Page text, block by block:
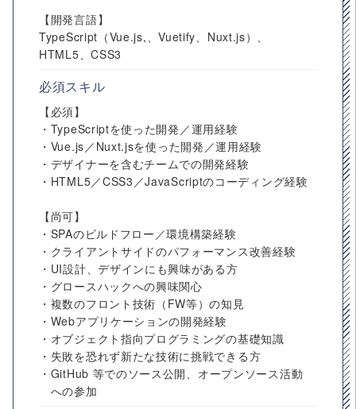
【開発言語】
TypeScript（Vue.js,、Vuetify、Nuxt.js）、
HTML5、CSS3
必須スキル
【必須】
・TypeScriptを使った開発／運用経験
・Vue.js／Nuxt.jsを使った開発／運用経験
・デザイナーを含むチームでの開発経験
・HTML5／CSS3／JavaScriptのコーディング経験
【尚可】
・SPAのビルドフロー／環境構築経験
・クライアントサイドのパフォーマンス改善経験
・UI設計、デザインにも興味がある方
・グロースハックへの興味関心
・複数のフロント技術（FW等）の知見
・Webアプリケーションの開発経験
・オブジェクト指向プログラミングの基礎知識
・失敗を恐れず新たな技術に挑戦できる方
・GitHub 等でのソース公開、オープンソース活動
への参加